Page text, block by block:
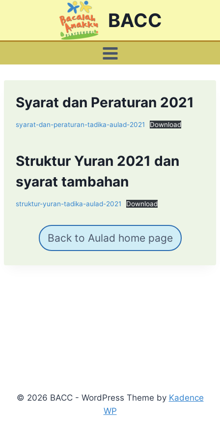
BACC
Syarat dan Peraturan 2021
syarat-dan-peraturan-tadika-aulad-2021 Download
Struktur Yuran 2021 dan
syarat tambahan
struktur-yuran-tadika-aulad-2021 Download
Back to Aulad home page
© 2026 BACC - WordPress Theme by Kadence
WP